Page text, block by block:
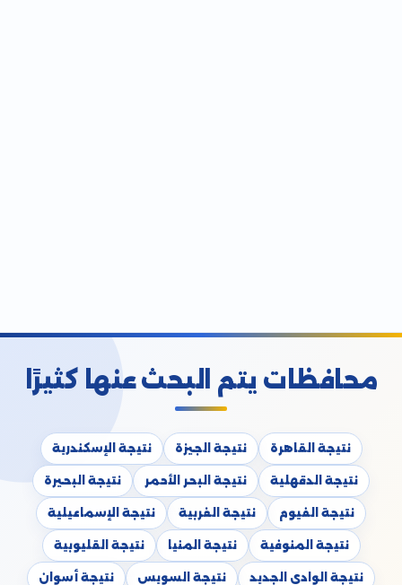
محافظات يتم البحث عنها كثيرًا
نتيجة القاهرة نتيجة الجيزة نتيجة الإسكندرية
نتيجة الدقهلية نتيجة البحر الأحمر نتيجة البحيرة
نتيجة الفيوم نتيجة الغربية نتيجة الإسماعيلية
نتيجة المنوفية نتيجة المنيا نتيجة القليوبية
نتيجة الوادي الجديد نتيجة السويس نتيجة أسوان